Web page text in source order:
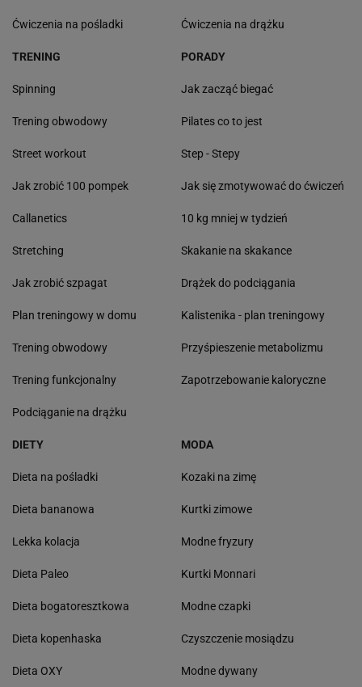
Ćwiczenia na pośladki Ćwiczenia na drążku
TRENING
Spinning
Trening obwodowy
Street workout
Jak zrobić 100 pompek
Callanetics
Stretching
Jak zrobić szpagat
Plan treningowy w domu
Trening obwodowy
Trening funkcjonalny
Podciąganie na drążku
PORADY
Jak zacząć biegać
Pilates co to jest
Step - Stepy
Jak się zmotywować do ćwiczeń
10 kg mniej w tydzień
Skakanie na skakance
Drążek do podciągania
Kalistenika - plan treningowy
Przyśpieszenie metabolizmu
Zapotrzebowanie kaloryczne
DIETY
Dieta na pośladki
Dieta bananowa
Lekka kolacja
Dieta Paleo
Dieta bogatoresztkowa
Dieta kopenhaska
Dieta OXY
MODA
Kozaki na zimę
Kurtki zimowe
Modne fryzury
Kurtki Monnari
Modne czapki
Czyszczenie mosiądzu
Modne dywany